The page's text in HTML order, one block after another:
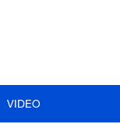
VIDEO